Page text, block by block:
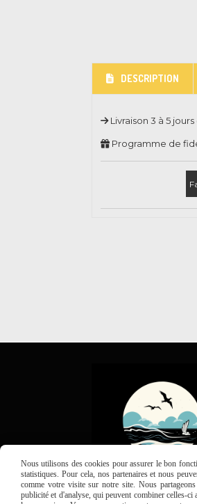
DESCRIPTION
Livraison 3 à 5
Programme de
Nous utilisons des cookies pour assurer le bon
statistiques. Pour cela, nos partenaires et nous
comme votre visite sur notre site. Nous
publicité et d'analyse, qui peuvent combiner celles-